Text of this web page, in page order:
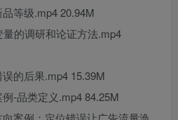
等级.mp4 20.94M
的调研和论证方法.mp4
的后果.mp4 15.39M
-品类定义.mp4 84.25M